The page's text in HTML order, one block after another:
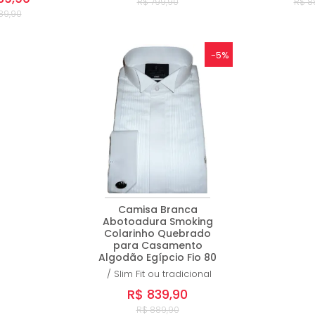
-5%
Camisa Branca
Abotoadura Smoking
Colarinho Quebrado
para Casamento
Algodão Egípcio Fio 80
/ Slim Fit ou tradicional
R$ 839,90
R$ 889,90